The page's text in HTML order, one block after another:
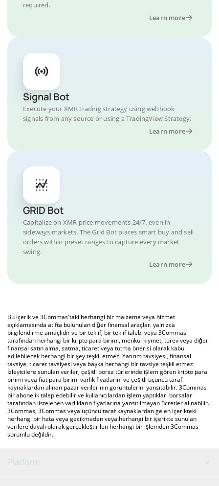
required.
Learn more
Signal Bot
Execute your XMR trading strategy using webhook
signals from any source or using a TradingView Strategy.
Learn more
GRID Bot
Capitalize on XMR price movements 24/7, even in
sideways markets. The Grid Bot places smart buy and sell
orders within preset ranges to capture every market
swing.
Learn more
Bu içerik ve 3Commas'taki herhangi bir malzeme veya hizmet
açıklamasında atıfta bulunulan diğer finansal araçlar. yalnızca
bilgilendirme amaçlıdır ve bir teklif, bir teklif talebi veya 3Commas
tarafından herhangi bir kripto para birimi, menkul kıymet, türev veya diğer
finansal satın alma, satma, ticaret veya tutma önerisi olarak kabul
edilebilecek herhangi bir şey teşkil etmez. Yatırım tavsiyesi, finansal
tavsiye, ticaret tavsiyesi veya başka herhangi bir tavsiye teşkil etmez.
İzleyicilere sunulan veriler, çeşitli borsa türlerinde işlem gören kripto para
birimi veya fiat para birimi varlık fiyatlarını ve çeşitli üçüncü taraf
kaynaklardan alınan pazar verilerinin görüntülerini yansıtabilir. 3Commas
bir abonelik talep edebilir ve kullanıcılardan işlem yaptıkları borsalar
tarafından listelenen varlıkların fiyatlarına yansıtılmayan ücretler alınabilir.
3Commas, 3Commas veya üçüncü taraf kaynaklardan gelen içerikteki
herhangi bir hata veya gecikmeden veya herhangi bir içerikte sunulan
verilere dayalı olarak gerçekleştirilen herhangi bir işlemden 3Commas
sorumlu değildir.
Platform